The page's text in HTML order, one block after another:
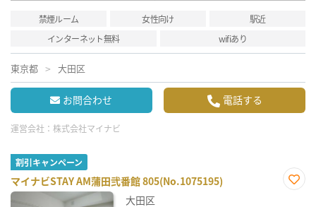
禁煙ルーム 女性向け
駅近
インターネット無料
wifiあり
東京都 大田区
お問合わせ 電話する
運営会社： 株式会社マイナビ
割引キャンペーン
マイナビSTAY AM蒲田弐番館 805(No.1075195)
大田区